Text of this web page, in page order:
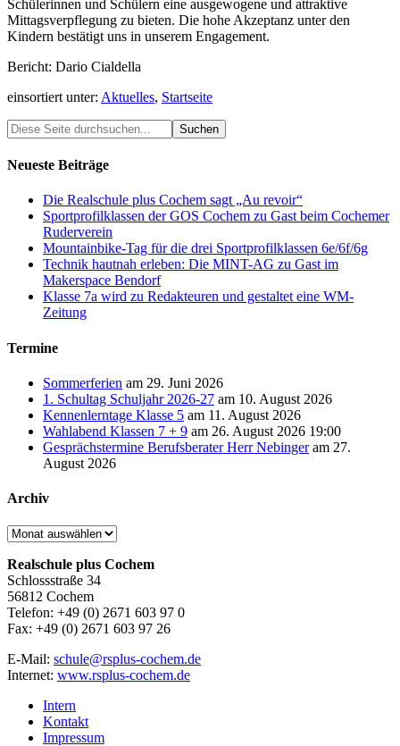
Schülerinnen und Schülern eine ausgewogene und attraktive
Mittagsverpflegung zu bieten. Die hohe Akzeptanz unter den
Kindern bestätigt uns in unserem Engagement.
Bericht: Dario Cialdella
einsortiert unter: Aktuelles, Startseite
Neueste Beiträge
Die Realschule plus Cochem sagt „Au revoir“
Sportprofilklassen der GOS Cochem zu Gast beim Cochemer
Ruderverein
Mountainbike-Tag für die drei Sportprofilklassen 6e/6f/6g
Technik hautnah erleben: Die MINT-AG zu Gast im
Makerspace Bendorf
Klasse 7a wird zu Redakteuren und gestaltet eine WM-
Zeitung
Termine
Sommerferien am 29. Juni 2026
1. Schultag Schuljahr 2026-27 am 10. August 2026
Kennenlerntage Klasse 5 am 11. August 2026
Wahlabend Klassen 7 + 9 am 26. August 2026 19:00
Gesprächstermine Berufsberater Herr Nebingeram 27.
August 2026
Archiv
Archiv
Realschule plus Cochem
Schlossstraße 34
56812 Cochem
Telefon: +49 (0) 2671 603 97 0
Fax: +49 (0) 2671 603 97 26
E-Mail: schule@rsplus-cochem.de
Internet: www.rsplus-cochem.de
Intern
Kontakt
Impressum